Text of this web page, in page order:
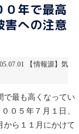
０年で最高
への注意
【情報源】気
最も高くなってい
０５年７月１日、
から１１月にかけて